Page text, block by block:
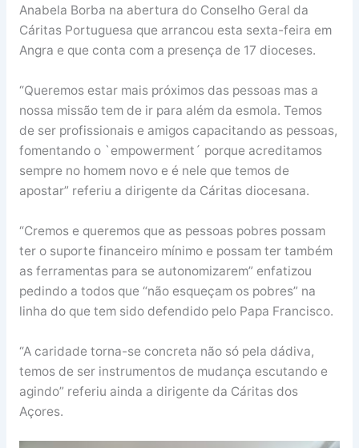
Anabela Borba na abertura do Conselho Geral da
Cáritas Portuguesa que arrancou esta sexta-feira em
Angra e que conta com a presença de 17 dioceses.
“Queremos estar mais próximos das pessoas mas a
nossa missão tem de ir para além da esmola. Temos
de ser profissionais e amigos capacitando as pessoas,
fomentando o `empowerment´ porque acreditamos
sempre no homem novo e é nele que temos de
apostar” referiu a dirigente da Cáritas diocesana.
“Cremos e queremos que as pessoas pobres possam
ter o suporte financeiro mínimo e possam ter também
as ferramentas para se autonomizarem” enfatizou
pedindo a todos que “não esqueçam os pobres” na
linha do que tem sido defendido pelo Papa Francisco.
“A caridade torna-se concreta não só pela dádiva,
temos de ser instrumentos de mudança escutando e
agindo” referiu ainda a dirigente da Cáritas dos
Açores.